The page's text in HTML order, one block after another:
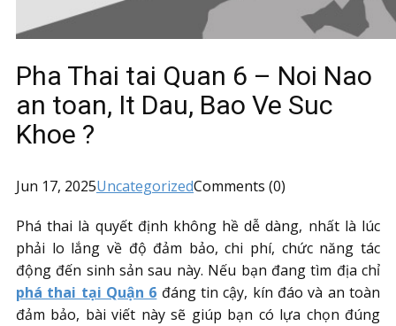
Pha Thai tai Quan 6 – Noi Nao
an toan, It Dau, Bao Ve Suc
Khoe ?
Jun 17, 2025UncategorizedComments (0)
Phá thai là quyết định không hề dễ dàng, nhất là lúc
phải lo lắng về độ đảm bảo, chi phí, chức năng tác
động đến sinh sản sau này. Nếu bạn đang tìm địa chỉ
phá thai tại Quận 6 đáng tin cậy, kín đáo và an toàn
đảm bảo, bài viết này sẽ giúp bạn có lựa chọn đúng